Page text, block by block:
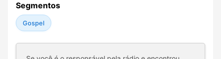
Segmentos
Gospel